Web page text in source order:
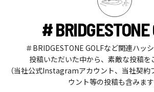
# BRIDGESTONE
＃BRIDGESTONE GOLFなど関連ハッ
投稿いただいた中から、素敵な投稿を
（当社公式Instagramアカウント、当社契
ウント等の投稿も含みます